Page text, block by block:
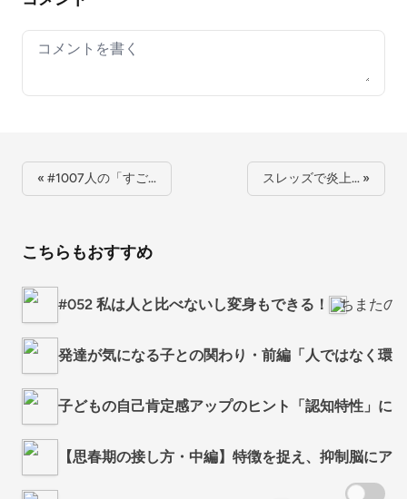
Your comment
« #1007人の「すご… スレッズで炎上… »
こちらもおすすめ
#052 私は人と比べないし変身もできる！ ちまたの
発達が気になる子との関わり・前編「人ではなく環
子どもの自己肯定感アップのヒント「認知特性」に
【思春期の接し方・中編】特徴を捉え、抑制脳にア